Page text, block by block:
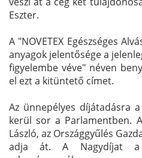
Eszter.
A "NOVETEX Egészséges
anyagok jelentősége a
figyelembe véve" néven
el ezt a kitüntető címet.
Az ünnepélyes díjátadásra
kerül sor a Parlamentben.
László, az Országgyűlés
adja át. A Nagydíjat a